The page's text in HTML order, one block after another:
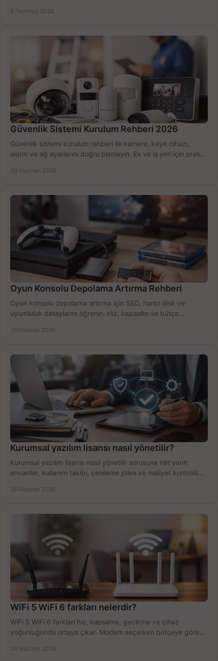
2 Temmuz 2026
Güvenlik Sistemi Kurulum Rehberi 2026
Güvenlik sistemi kurulum rehberi ile kamera, kayıt cihazı,
alarm ve ağ ayarlarını doğru planlayın. Ev ve iş yeri için pratik
30 Haziran 2026
Oyun Konsolu Depolama Artırma Rehberi
Oyun konsolu depolama artırma için SSD, harici disk ve
uyumluluk detaylarını öğrenin. Hız, kapasite ve bütçe
28 Haziran 2026
Kurumsal yazılım lisansı nasıl yönetilir?
Kurumsal yazılım lisansı nasıl yönetilir sorusuna net yanıt:
envanter, kullanım takibi, yenileme planı ve maliyet kontrolü
26 Haziran 2026
WiFi 5 WiFi 6 farkları nelerdir?
WiFi 5 WiFi 6 farkları hız, kapsama, gecikme ve cihaz
yoğunluğunda ortaya çıkar. Modem seçerken bütçeye göre
24 Haziran 2026